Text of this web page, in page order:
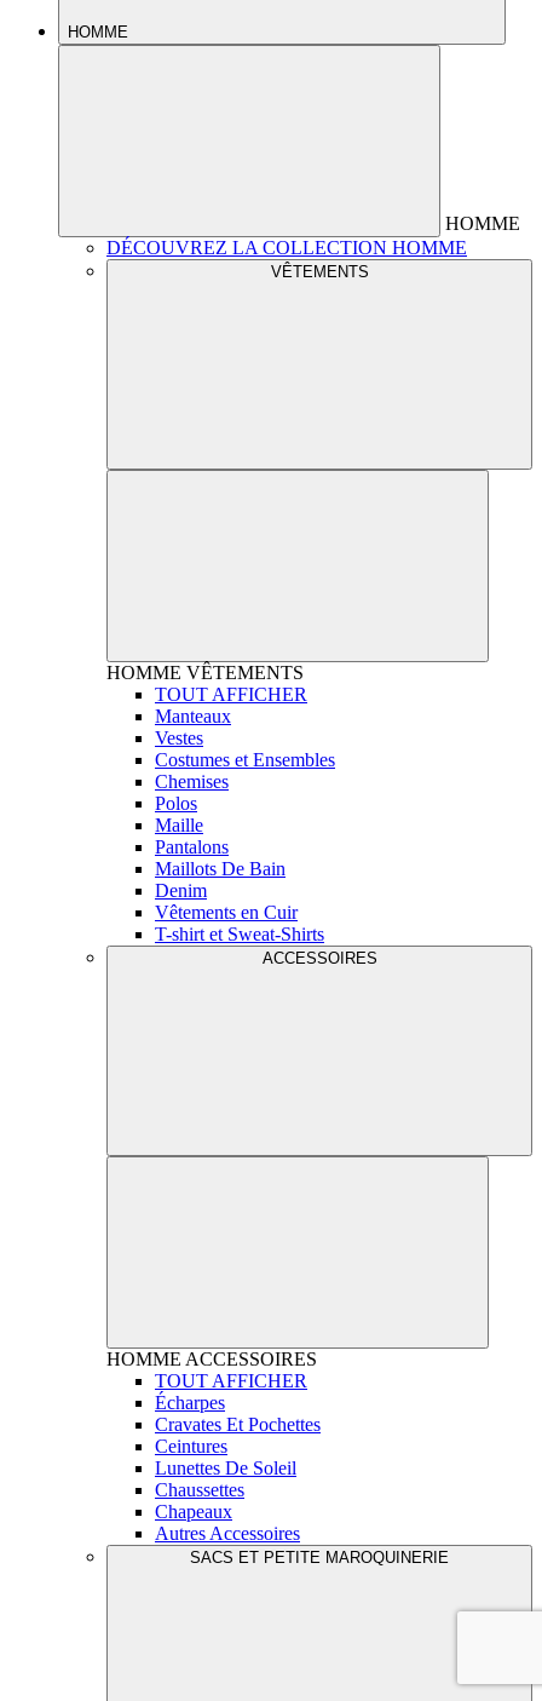
HOMME
HOMME
DÉCOUVREZ LA COLLECTION HOMME
VÊTEMENTS
HOMME VÊTEMENTS
TOUT AFFICHER
Manteaux
Vestes
Costumes et Ensembles
Chemises
Polos
Maille
Pantalons
Maillots De Bain
Denim
Vêtements en Cuir
T-shirt et Sweat-Shirts
ACCESSOIRES
HOMME ACCESSOIRES
TOUT AFFICHER
Écharpes
Cravates Et Pochettes
Ceintures
Lunettes De Soleil
Chaussettes
Chapeaux
Autres Accessoires
SACS ET PETITE MAROQUINERIE